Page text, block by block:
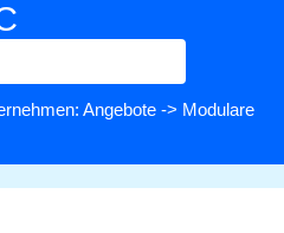
Angebote -> Modulare